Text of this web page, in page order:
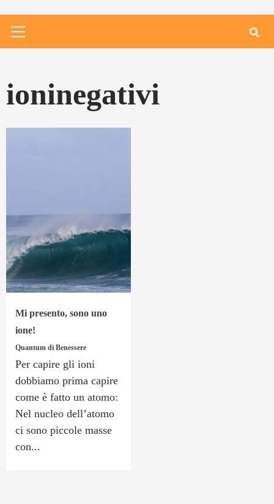
Menu
ioninegativi
Mi presento, sono uno
ione!
Quantum di Benessere
Per capire gli ioni
dobbiamo prima capire
come è fatto un atomo:
Nel nucleo dell’atomo
ci sono piccole masse
con...